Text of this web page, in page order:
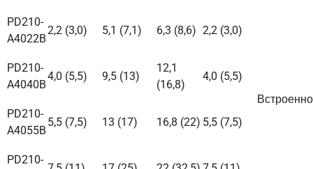
PD210-
A4022B
2,2 (3,0) 5,1 (7,1) 6,3 (8,6) 2,2 (3,0)
PD210-
A4040B
4,0 (5,5) 9,5 (13)
12,1
(16,8)
4,0 (5,5)
PD210-
A4055B
5,5 (7,5) 13 (17) 16,8 (22) 5,5 (7,5)
PD210-